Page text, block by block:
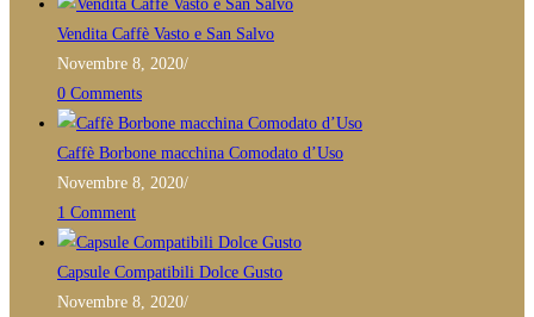
application
Vendita Caffè Vasto e San Salvo
Novembre 8, 2020/
0 Comments
Caffè Borbone macchina Comodato d’Uso
Novembre 8, 2020/
1 Comment
Capsule Compatibili Dolce Gusto
Novembre 8, 2020/